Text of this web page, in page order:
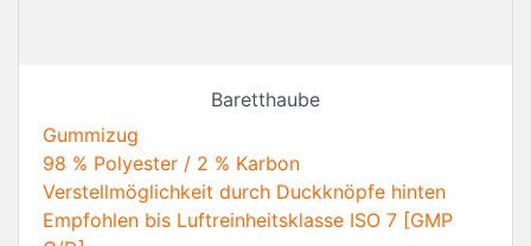
Baretthaube
Gummizug
98 % Polyester / 2 % Karbon
Verstellmöglichkeit durch Duckknöpfe hinten
Empfohlen bis Luftreinheitsklasse ISO 7 [GMP